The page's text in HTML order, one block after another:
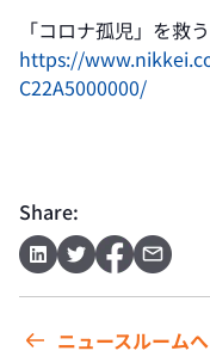
「コロナ孤児」を救
https://
C22A5000000/
Share:
ニュースルームへ